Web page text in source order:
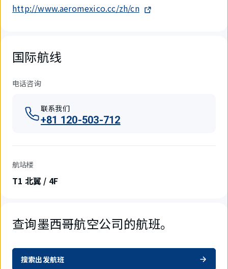
http://www.aeromexico.cc/zh/cn
国际航线
电话咨询
联系我们
+81 120-503-712
航站楼
T1 北翼 / 4F
查询墨西哥航空公司的航班。
搜索出发航班